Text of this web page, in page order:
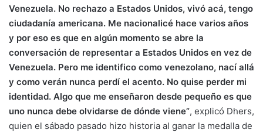
Venezuela. No rechazo a Estados Unidos, vivó acá, tengo
ciudadanía americana. Me nacionalicé hace varios años
y por eso es que en algún momento se abre la
conversación de representar a Estados Unidos en vez de
Venezuela. Pero me identifico como venezolano, nací allá
y como verán nunca perdí el acento. No quise perder mi
identidad. Algo que me enseñaron desde pequeño es que
uno nunca debe olvidarse de dónde viene”, explicó Dhers,
quien el sábado pasado hizo historia al ganar la medalla de